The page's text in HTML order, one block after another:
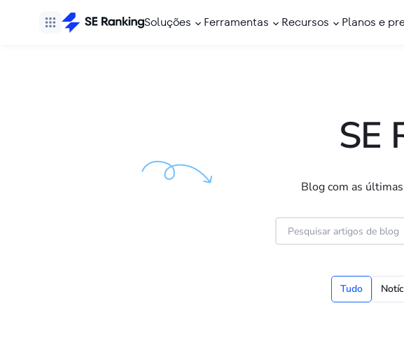
Soluções Ferramentas Recursos Planos e
SE
Blog com as
Tudo